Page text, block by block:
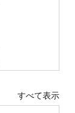
すべて表示